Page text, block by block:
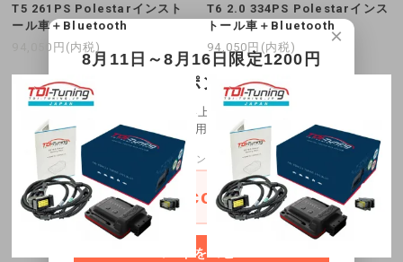
T5 261PS Polestarインスト
ール車＋Bluetooth
94,050円(内税)
T6 2.0 334PS Polestarインス
トール車＋Bluetooth
94,050円(内税)
×
8月11日～8月16日限定1200円
OFFクーポン配布中！
30,000円以上お買い上げ1,200円OFFクー
ポンをご利用頂けます。
クーポンコード
onescoupon
コードをコピー